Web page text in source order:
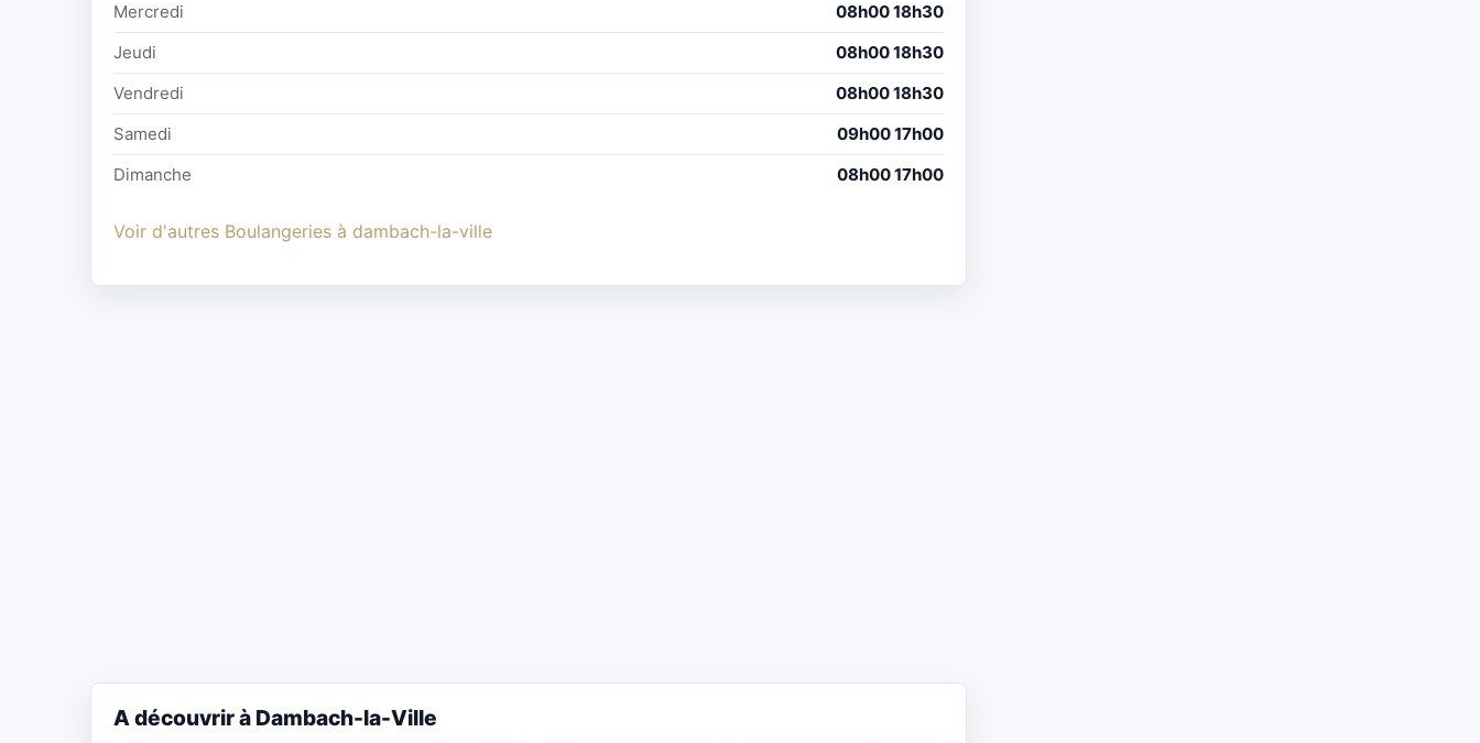
Mercredi
08h00 18h30
Jeudi
08h00 18h30
Vendredi
08h00 18h30
Samedi
09h00 17h00
Dimanche
08h00 17h00
Voir d'autres Boulangeries à dambach-la-ville
A découvrir à Dambach-la-Ville